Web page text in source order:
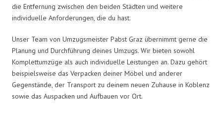
die Entfernung zwischen den beiden Städten und weitere
individuelle Anforderungen, die du hast.
Unser Team von Umzugsmeister Pabst Graz übernimmt gerne die
Planung und Durchführung deines Umzugs. Wir bieten sowohl
Komplettumzüge als auch individuelle Leistungen an. Dazu gehört
beispielsweise das Verpacken deiner Möbel und anderer
Gegenstände, der Transport zu deinem neuen Zuhause in Koblenz
sowie das Auspacken und Aufbauen vor Ort.